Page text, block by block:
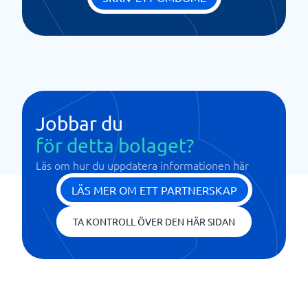
Jobbar du
för detta bolaget?
Läs om hur du uppdatera informationen här
LÄS MER OM ETT PARTNERSKAP
TA KONTROLL ÖVER DEN HÄR SIDAN